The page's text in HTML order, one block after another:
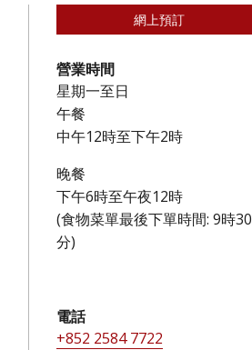
網上預訂
營業時間
星期一至日
午餐
中午12時至下午2時
晚餐
下午6時至午夜12時
(食物菜單最後下單時間: 9時30
分)
電話
+852 2584 7722